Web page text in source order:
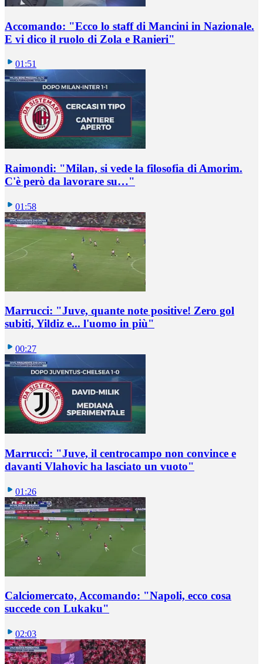
Accomando: "Ecco lo staff di Mancini in Nazionale.
E vi dico il ruolo di Zola e Ranieri"
01:51
Raimondi: "Milan, si vede la filosofia di Amorim.
C'è però da lavorare su…"
01:58
Marrucci: "Juve, quante note positive! Zero gol
subiti, Yildiz e... l'uomo in più"
00:27
Marrucci: "Juve, il centrocampo non convince e
davanti Vlahovic ha lasciato un vuoto"
01:26
Calciomercato, Accomando: "Napoli, ecco cosa
succede con Lukaku"
02:03